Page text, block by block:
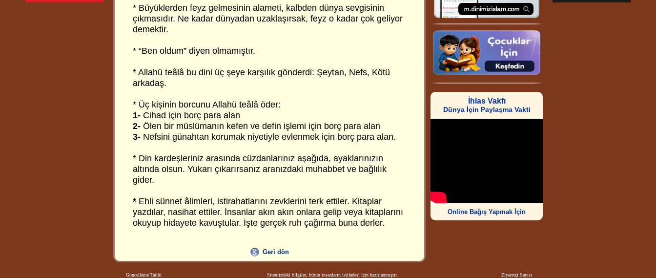
* Büyüklerden feyz gelmesinin alameti, kalbden dünya sevgisinin
çıkmasıdır. Ne kadar dünyadan uzaklaşırsak, feyz o kadar çok geliyor
demektir.
* “Ben oldum” diyen olmamıştır.
* Allahü teâlâ bu dini üç şeye karşılık gönderdi: Şeytan, Nefs, Kötü
arkadaş.
* Üç kişinin borcunu Allahü teâlâ öder:
1- Cihad için borç para alan
2- Ölen bir müslümanın kefen ve defin işlemi için borç para alan
3- Nefsini günahtan korumak niyetiyle evlenmek için borç para alan.
* Din kardeşleriniz arasında cüzdanlarınız aşağıda, ayaklarınızın
altında olsun. Yukarı çıkarırsanız aranızdaki muhabbet ve bağlılık
gider.
* Ehli sünnet âlimleri, istirahatlarını zevklerini terk ettiler. Kitaplar
yazdılar, nasihat ettiler. İnsanlar akın akın onlara gelip veya kitaplarını
okuyup hidayete kavuştular. İşte gerçek ruh çağırma buna derler.
Geri dön
İhlas Vakfı
Dünya İçin Paylaşma Vakti
Online Bağış Yapmak İçin
Güncelleme Tarihi
Sitemizdeki bilgiler, bütün insanların istifadesi için hazırlanmıştır.
Ziyaretçi Sayısı